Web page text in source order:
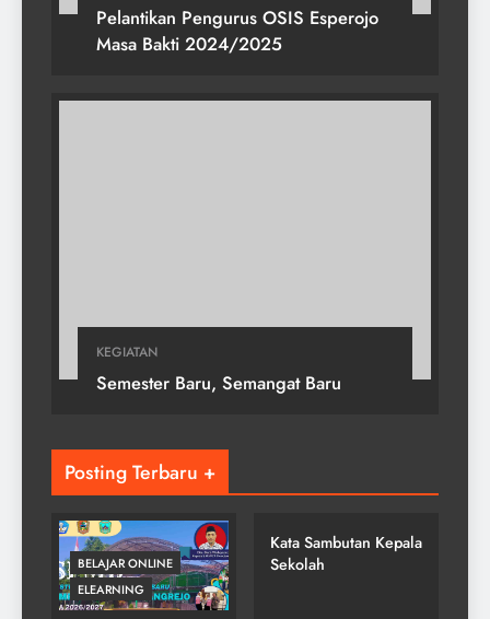
Pelantikan Pengurus OSIS Esperojo
Masa Bakti 2024/2025
KEGIATAN
Semester Baru, Semangat Baru
Posting Terbaru +
BELAJAR ONLINE
ELEARNING
GONDANGREJO
Kata Sambutan Kepala
Sekolah